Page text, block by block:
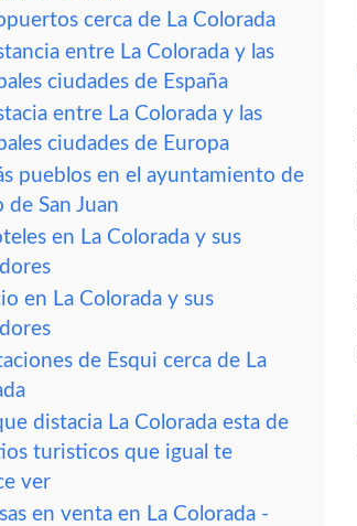
cerca de La Colorada
entre La Colorada y las
ciudades de España
entre La Colorada y las
ciudades de Europa
pueblos en el ayuntamiento de
de San Juan
en La Colorada y sus
en La Colorada y sus
de Esqui cerca de La
distacia La Colorada esta de
turisticos que igual te
ver
en venta en La Colorada -